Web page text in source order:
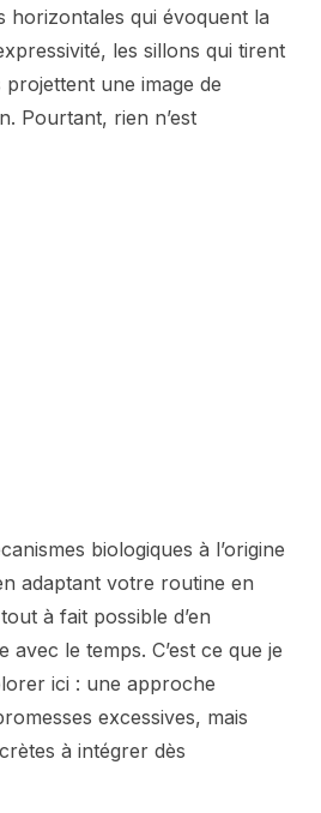
horizontales qui évoquent la
les sillons qui tirent
une image de
Pourtant, rien n’est
biologiques à l’origine
adaptant votre routine en
à fait possible d’en
avec le temps. C’est ce que je
ici : une approche
excessives, mais
à intégrer dès